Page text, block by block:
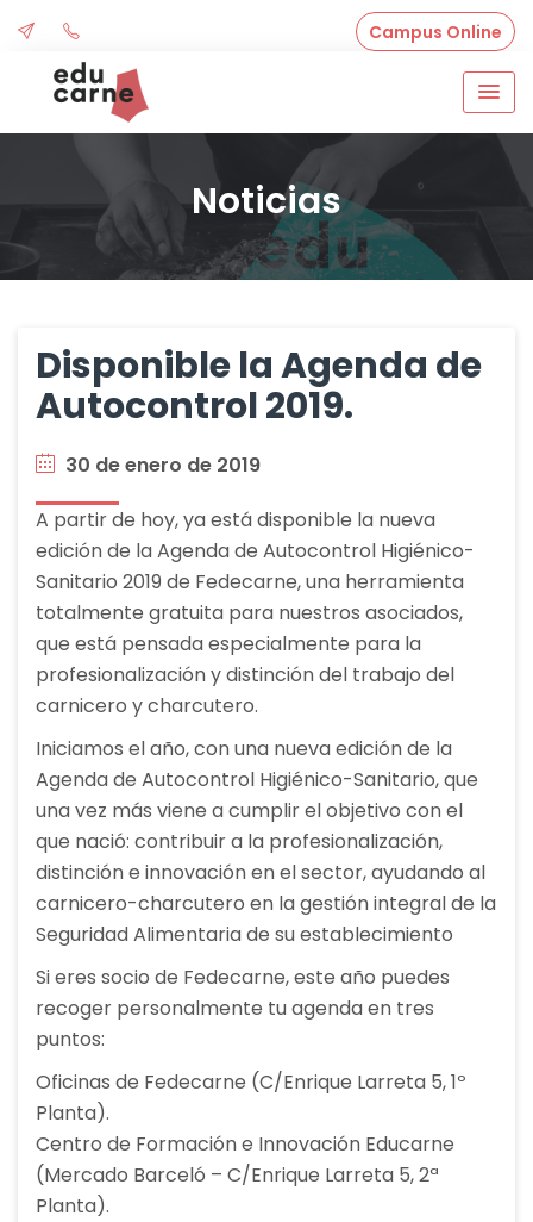
content
Campus Online
Noticias
Disponible la Agenda de
Autocontrol 2019.
30 de enero de 2019
A partir de hoy, ya está disponible la nueva
edición de la Agenda de Autocontrol Higiénico-
Sanitario 2019 de Fedecarne, una herramienta
totalmente gratuita para nuestros asociados,
que está pensada especialmente para la
profesionalización y distinción del trabajo del
carnicero y charcutero.
Iniciamos el año, con una nueva edición de la
Agenda de Autocontrol Higiénico-Sanitario, que
una vez más viene a cumplir el objetivo con el
que nació: contribuir a la profesionalización,
distinción e innovación en el sector, ayudando al
carnicero-charcutero en la gestión integral de la
Seguridad Alimentaria de su establecimiento
Si eres socio de Fedecarne, este año puedes
recoger personalmente tu agenda en tres
puntos:
Oficinas de Fedecarne (C/Enrique Larreta 5, 1º
Planta).
Centro de Formación e Innovación Educarne
(Mercado Barceló – C/Enrique Larreta 5, 2ª
Planta).